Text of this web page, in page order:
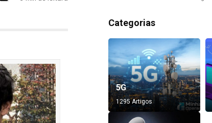
Categorias
5G
1295 Artigos